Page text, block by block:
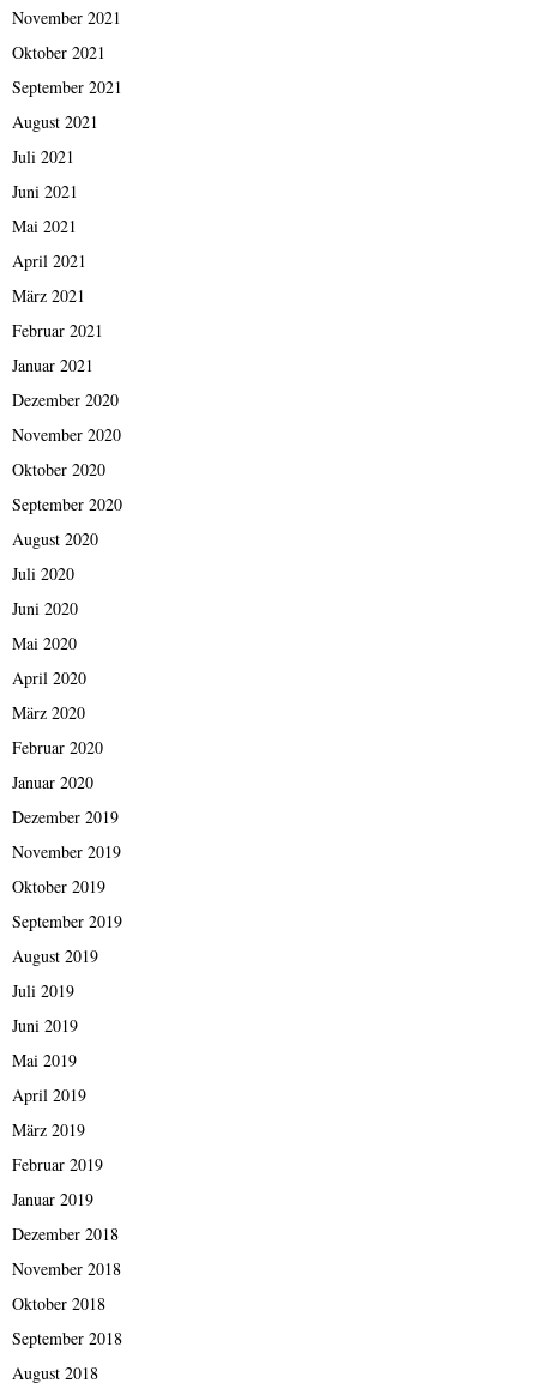
November 2021
Oktober 2021
September 2021
August 2021
Juli 2021
Juni 2021
Mai 2021
April 2021
März 2021
Februar 2021
Januar 2021
Dezember 2020
November 2020
Oktober 2020
September 2020
August 2020
Juli 2020
Juni 2020
Mai 2020
April 2020
März 2020
Februar 2020
Januar 2020
Dezember 2019
November 2019
Oktober 2019
September 2019
August 2019
Juli 2019
Juni 2019
Mai 2019
April 2019
März 2019
Februar 2019
Januar 2019
Dezember 2018
November 2018
Oktober 2018
September 2018
August 2018